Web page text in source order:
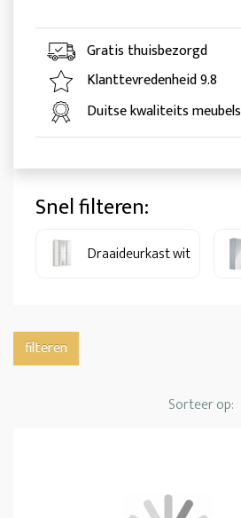
Gratis thuisbezorgd
Klanttevredenheid 9.8
Duitse kwaliteits meubels
Snel filteren:
Draaideurkast wit
filteren
Sorteer op: